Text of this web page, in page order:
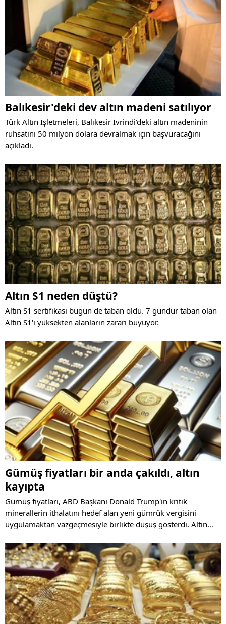
Balıkesir'deki dev altın madeni satılıyor
Türk Altın İşletmeleri, Balıkesir İvrindi'deki altın madeninin
ruhsatını 50 milyon dolara devralmak için başvuracağını
açıkladı.
Altın S1 neden düştü?
Altın S1 sertifikası bugün de taban oldu. 7 gündür taban olan
Altın S1'i yüksekten alanların zararı büyüyor.
Gümüş fiyatları bir anda çakıldı, altın
kayıpta
Gümüş fiyatları, ABD Başkanı Donald Trump'ın kritik
minerallerin ithalatını hedef alan yeni gümrük vergisini
uygulamaktan vazgeçmesiyle birlikte düşüş gösterdi. Altın